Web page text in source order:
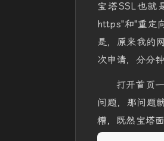
宝塔SSL也就
https"和"重定
是，原来我的
次申请，分分钟
打开首页
问题，那问题
糟，既然宝塔